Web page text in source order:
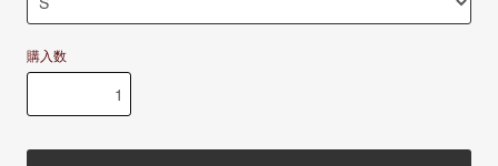
購入数